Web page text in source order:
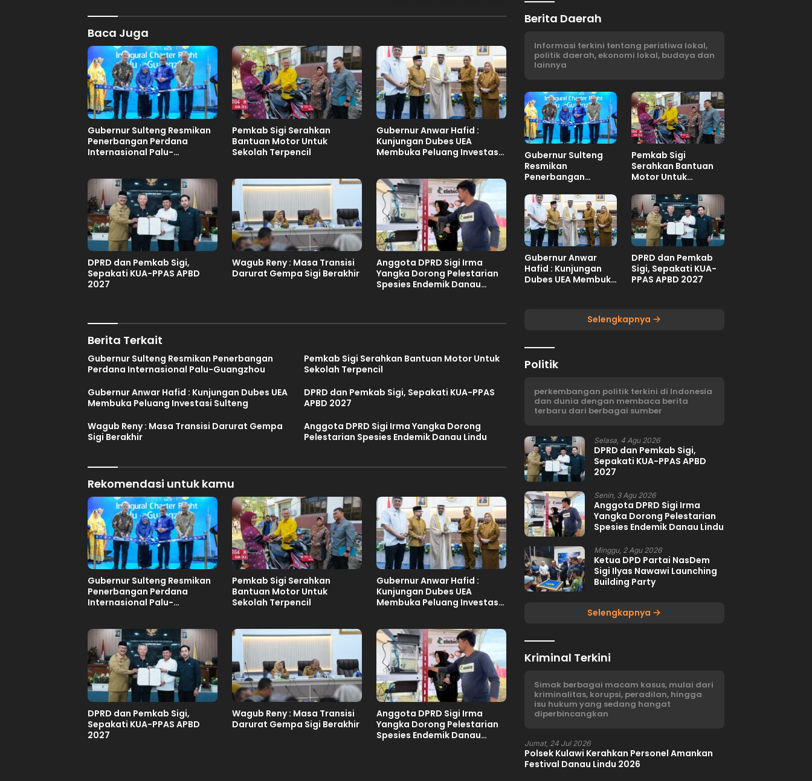
Baca Juga
Gubernur Sulteng Resmikan
Penerbangan Perdana
Internasional Palu-
Pemkab Sigi Serahkan
Bantuan Motor Untuk
Sekolah Terpencil
Gubernur Anwar Hafid :
Kunjungan Dubes UEA
Membuka Peluang Investasi
DPRD dan Pemkab Sigi,
Sepakati KUA-PPAS APBD
2027
Wagub Reny : Masa Transisi
Darurat Gempa Sigi Berakhir
Anggota DPRD Sigi Irma
Yangka Dorong Pelestarian
Spesies Endemik Danau
Berita Terkait
Gubernur Sulteng Resmikan Penerbangan
Perdana Internasional Palu-Guangzhou
Pemkab Sigi Serahkan Bantuan Motor Untuk
Sekolah Terpencil
Gubernur Anwar Hafid : Kunjungan Dubes UEA
Membuka Peluang Investasi Sulteng
DPRD dan Pemkab Sigi, Sepakati KUA-PPAS
APBD 2027
Wagub Reny : Masa Transisi Darurat Gempa
Sigi Berakhir
Anggota DPRD Sigi Irma Yangka Dorong
Pelestarian Spesies Endemik Danau Lindu
Rekomendasi untuk kamu
Gubernur Sulteng Resmikan
Penerbangan Perdana
Internasional Palu-
Pemkab Sigi Serahkan
Bantuan Motor Untuk
Sekolah Terpencil
Gubernur Anwar Hafid :
Kunjungan Dubes UEA
Membuka Peluang Investasi
DPRD dan Pemkab Sigi,
Sepakati KUA-PPAS APBD
2027
Wagub Reny : Masa Transisi
Darurat Gempa Sigi Berakhir
Anggota DPRD Sigi Irma
Yangka Dorong Pelestarian
Spesies Endemik Danau
Berita Daerah
Informasi terkini tentang peristiwa lokal,
politik daerah, ekonomi lokal, budaya dan
lainnya
Gubernur Sulteng
Resmikan
Penerbangan
Internasional Palu-
Guangzhou
Pemkab Sigi
Serahkan Bantuan
Motor Untuk
Gubernur Anwar
Hafid : Kunjungan
Dubes UEA Membuka
DPRD dan Pemkab
Sigi, Sepakati KUA-
PPAS APBD 2027
Selengkapnya
Politik
perkembangan politik terkini di Indonesia
dan dunia dengan membaca berita
terbaru dari berbagai sumber
Selasa, 4 Agu 2026
DPRD dan Pemkab Sigi,
Sepakati KUA-PPAS APBD
2027
Senin, 3 Agu 2026
Anggota DPRD Sigi Irma
Yangka Dorong Pelestarian
Spesies Endemik Danau Lindu
Minggu, 2 Agu 2026
Ketua DPD Partai NasDem
Sigi Ilyas Nawawi Launching
Building Party
Selengkapnya
Kriminal Terkini
Simak berbagai macam kasus, mulai dari
kriminalitas, korupsi, peradilan, hingga
isu hukum yang sedang hangat
diperbincangkan
Jumat, 24 Jul 2026
Polsek Kulawi Kerahkan Personel Amankan
Festival Danau Lindu 2026